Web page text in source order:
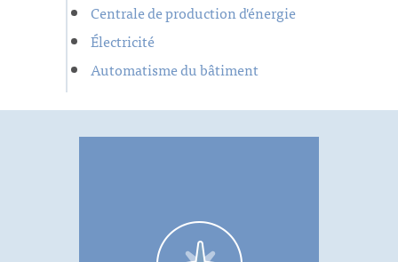
Centrale de production d'énergie
Électricité
Automatisme du bâtiment